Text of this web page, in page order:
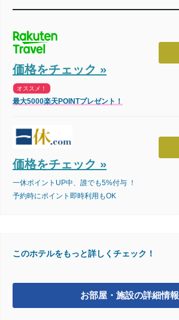
価格をチェック »
オススメ！
最大5000楽天POINTプレゼント！
価格をチェック »
一休ポイントUP中、誰でも5%付与 ！
予約時にポイント即時利用もOK
このホテルをもっと詳しくチェック！
お部屋・施設の詳細情報